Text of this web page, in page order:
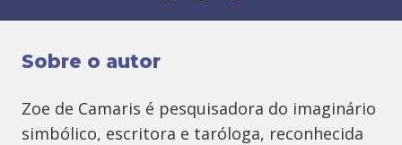
Sobre o autor
Zoe de Camaris é pesquisadora do imaginário
simbólico, escritora e taróloga, reconhecida